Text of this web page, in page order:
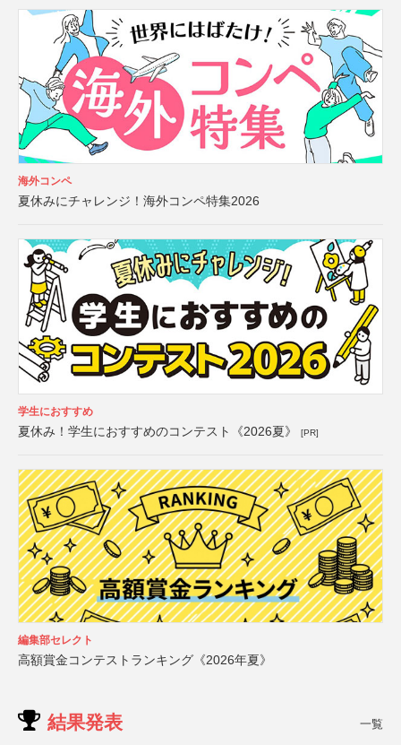
海外コンペ
夏休みにチャレンジ！海外コンペ特集2026
学生におすすめ
夏休み！学生におすすめのコンテスト《2026夏》 [PR]
編集部セレクト
高額賞金コンテストランキング《2026年夏》
結果発表 一覧